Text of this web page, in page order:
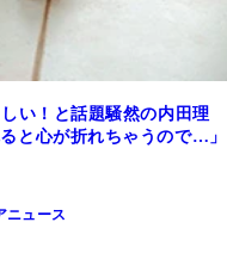
い！と話題騒然の内田理
と心が折れちゃうので…」
ニュース